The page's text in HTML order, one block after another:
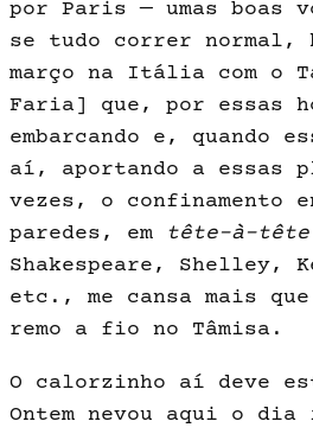
por Paris — umas boas
se tudo correr normal,
março na Itália com o
Faria] que, por essas
embarcando e, quan­do
aí, aportando a essas
vezes, o confinamento
paredes, em tête-à-tête
Shakespeare, Shelley,
etc., me cansa mais que
remo a fio no Tâmisa.
O calorzinho aí deve
Ontem nevou aqui o